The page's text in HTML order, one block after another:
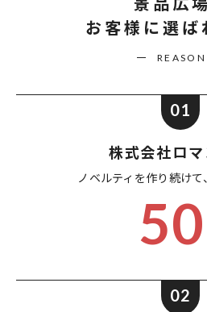
お客様に選ば
REASON
01
株式会社ロ
ノベルティを作り続けて、
50
02